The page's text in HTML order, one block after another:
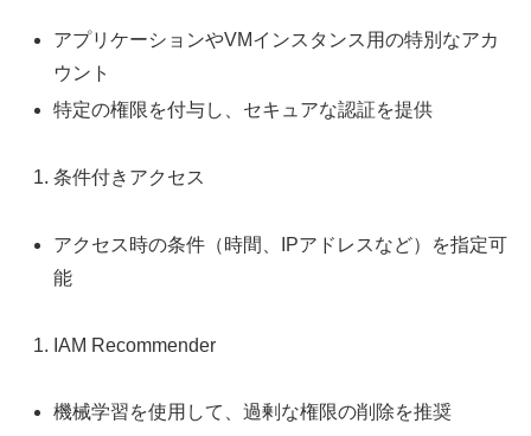
アプリケーションやVMインスタンス用の特別なアカ
ウント
特定の権限を付与し、セキュアな認証を提供
条件付きアクセス
アクセス時の条件（時間、IPアドレスなど）を指定可
能
IAM Recommender
機械学習を使用して、過剰な権限の削除を推奨